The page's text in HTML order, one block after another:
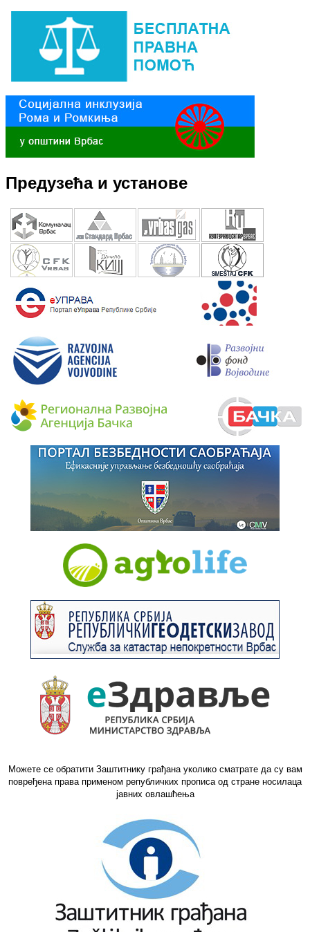
Предузећа и установе
Можете се обратити Заштитнику грађана уколико сматрате да су вам
повређена права применом републичких прописа од стране носилаца
јавних овлашћења